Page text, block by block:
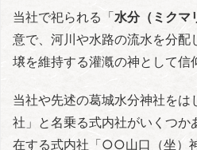
当社で祀られる「水分（ミクマ
意で、河川や水路の流水を分配
壌を維持する灌漑の神として信
当社や先述の葛城水分神社をは
社」と名乗る式内社がいくつか
在する式内社「○○山口（坐）